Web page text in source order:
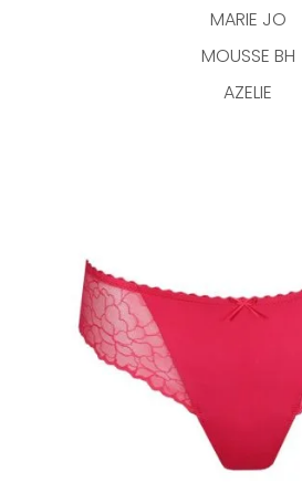
MARIE JO
MOUSSE BH
AZELIE